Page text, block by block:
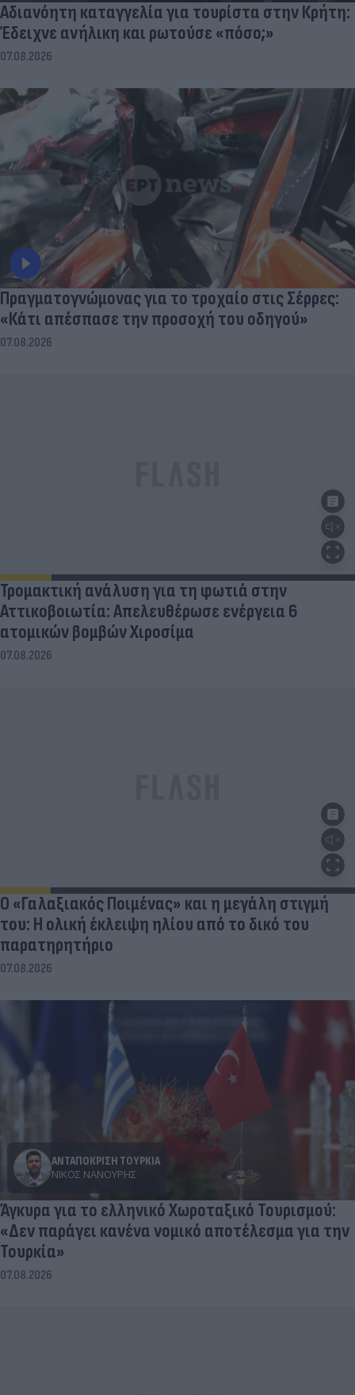
Αδιανόητη καταγγελία για τουρίστα στην Κρήτη:
Έδειχνε ανήλικη και ρωτούσε «πόσο;»
07.08.2026
Πραγματογνώμονας για το τροχαίο στις Σέρρες:
«Κάτι απέσπασε την προσοχή του οδηγού»
07.08.2026
Τρομακτική ανάλυση για τη φωτιά στην
Αττικοβοιωτία: Απελευθέρωσε ενέργεια 6
ατομικών βομβών Χιροσίμα
07.08.2026
Ο «Γαλαξιακός Ποιμένας» και η μεγάλη στιγμή
του: Η ολική έκλειψη ηλίου από το δικό του
παρατηρητήριο
07.08.2026
ΑΝΤΑΠΟΚΡΙΣΗ ΤΟΥΡΚΙΑ
ΝΊΚΟΣ ΝΑΝΟΎΡΗΣ
Άγκυρα για το ελληνικό Χωροταξικό Τουρισμού:
«Δεν παράγει κανένα νομικό αποτέλεσμα για την
Τουρκία»
07.08.2026